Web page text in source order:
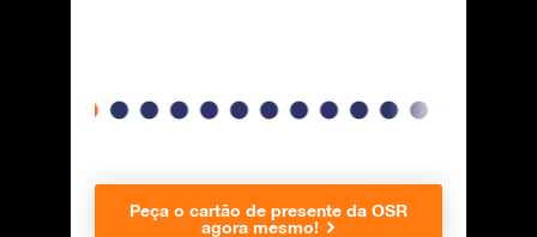
Peça o cartão de presente da OSR
agora mesmo!